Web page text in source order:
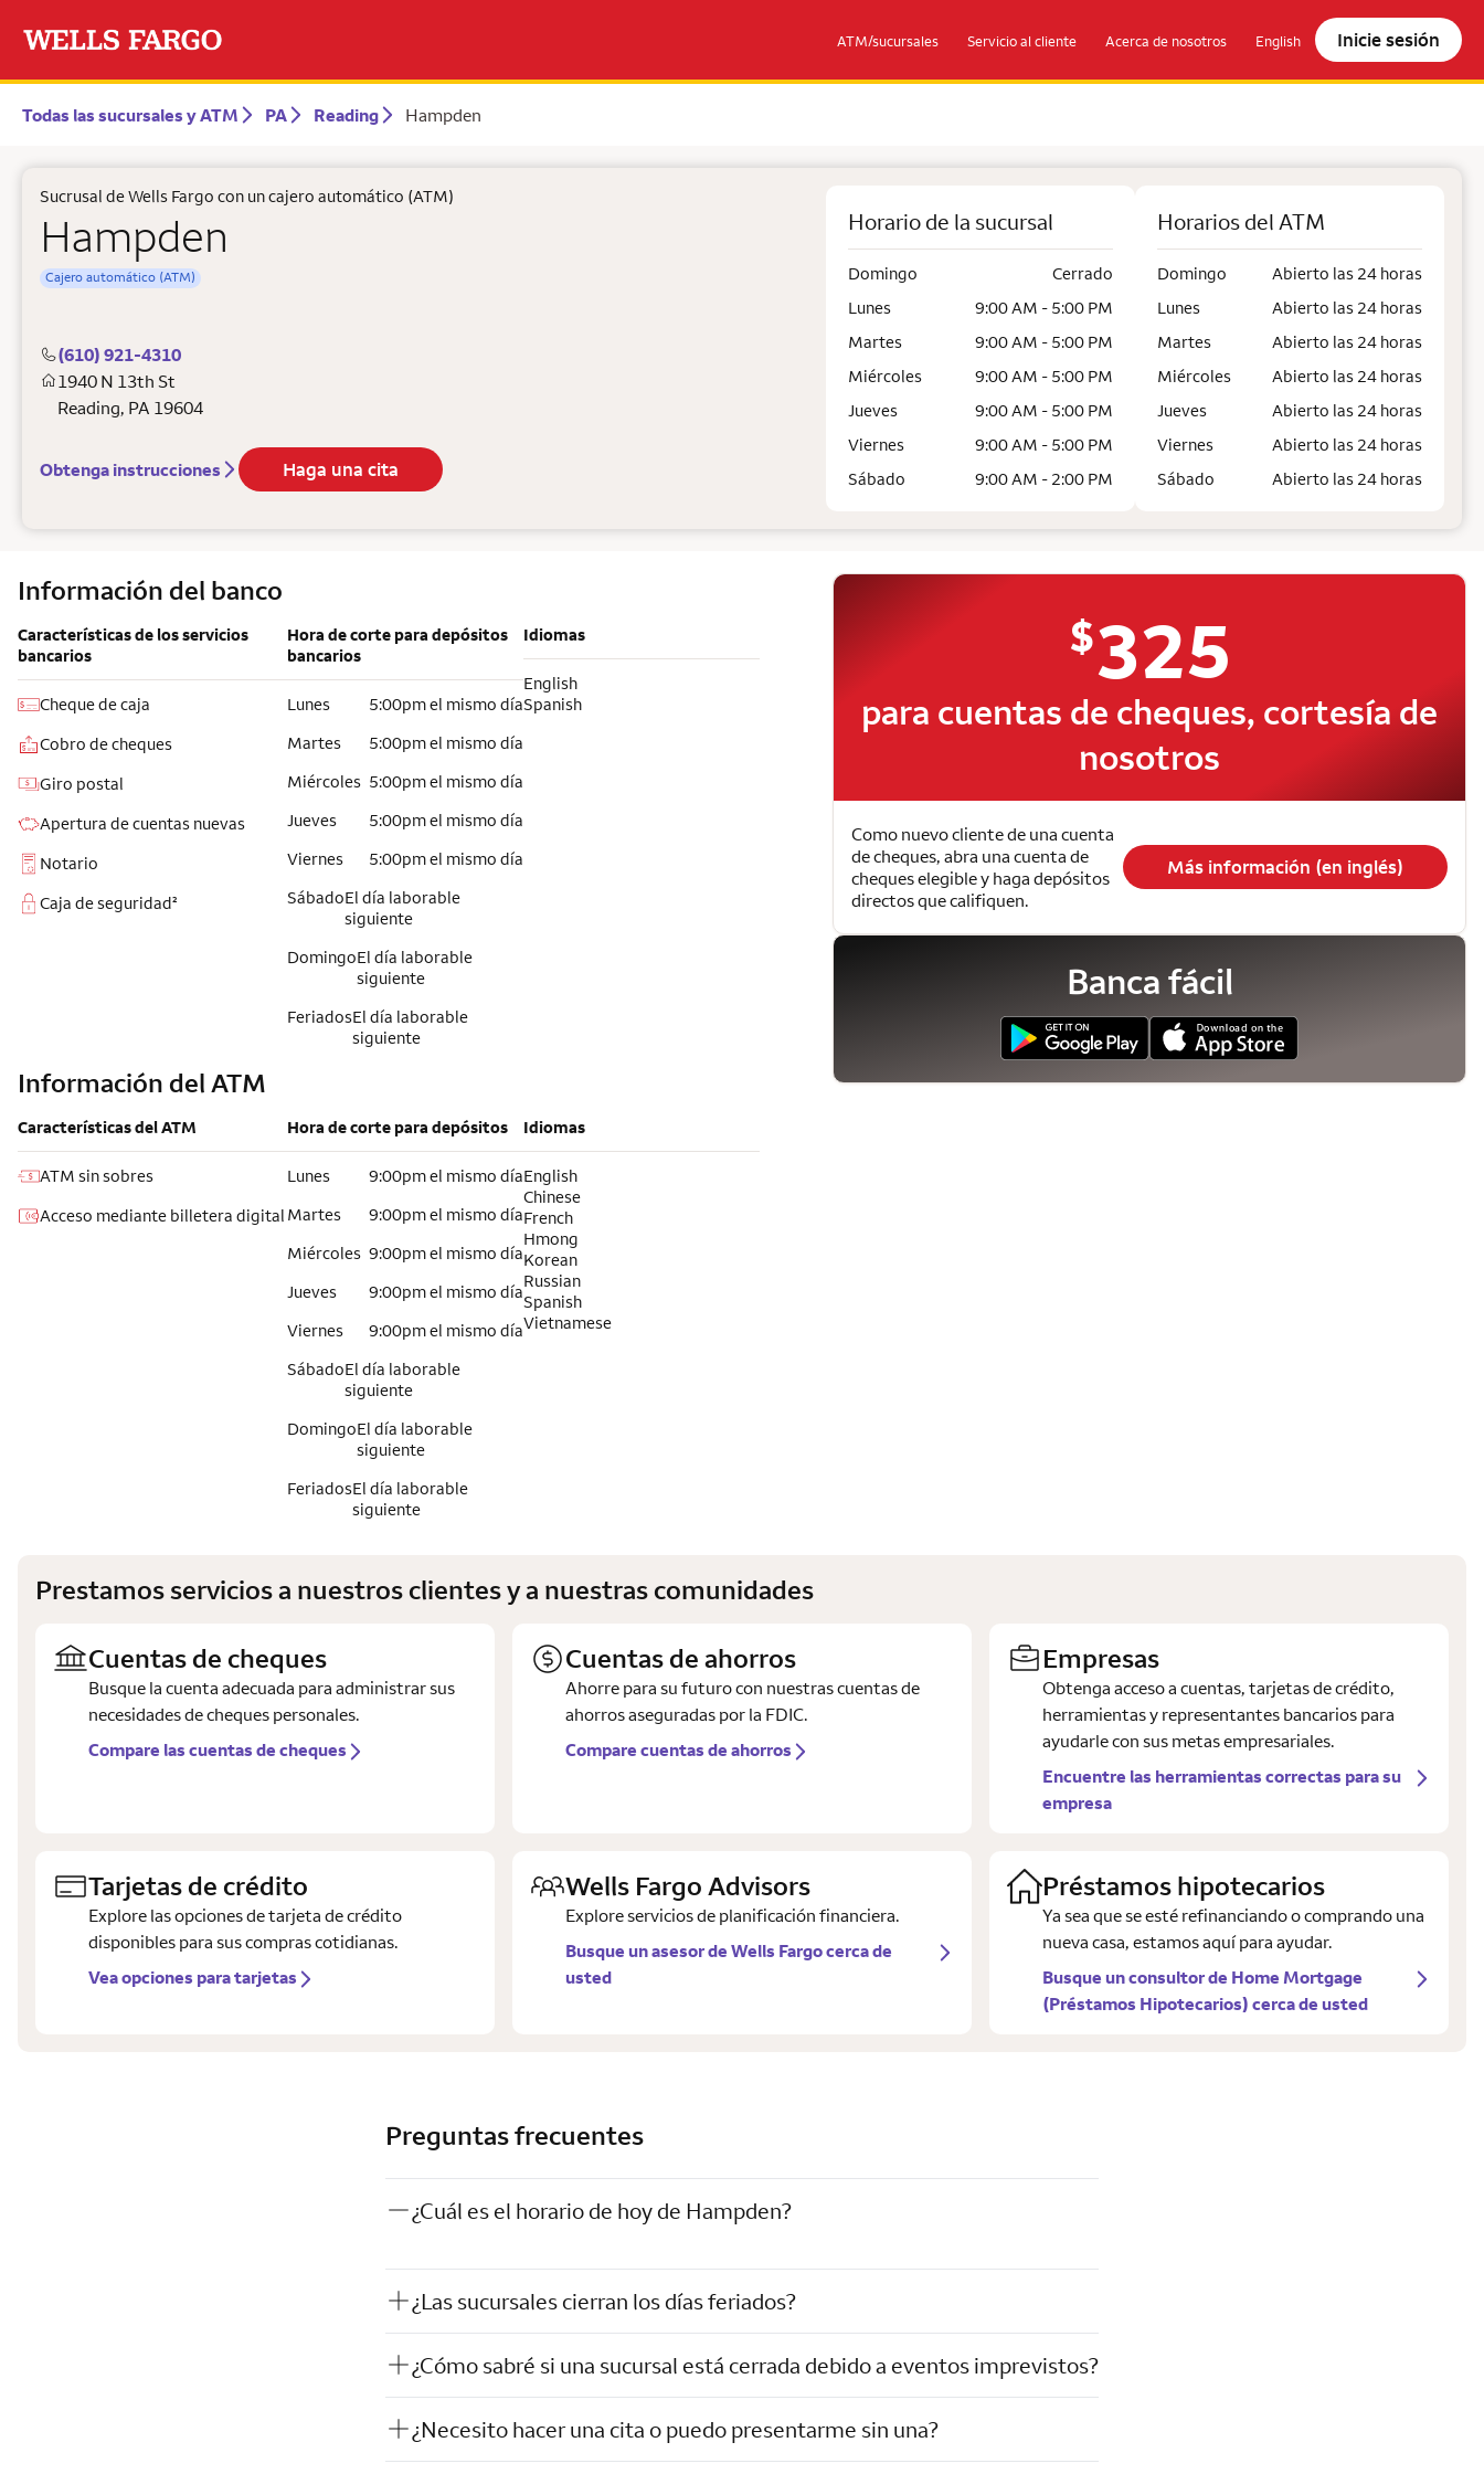
ATM/sucursales Servicio al cliente Acerca de nosotros English Inicie sesión
Todas las sucursales y ATM PA Reading Hampden
Sucrusal de Wells Fargo con un cajero automático (ATM)
Hampden
Cajero automático (ATM)
(610) 921-4310
1940 N 13th St
Reading, PA 19604
Obtenga instrucciones Haga una cita
Horario de la sucursal
Domingo
Cerrado
Lunes
9:00 AM - 5:00 PM
Martes
9:00 AM - 5:00 PM
Miércoles
9:00 AM - 5:00 PM
Jueves
9:00 AM - 5:00 PM
Viernes
9:00 AM - 5:00 PM
Sábado
9:00 AM - 2:00 PM
Horarios del ATM
Domingo
Abierto las 24 horas
Lunes
Abierto las 24 horas
Martes
Abierto las 24 horas
Miércoles
Abierto las 24 horas
Jueves
Abierto las 24 horas
Viernes
Abierto las 24 horas
Sábado
Abierto las 24 horas
Información del banco
Características de los servicios
bancarios
Cheque de caja
Cobro de cheques
Giro postal
Apertura de cuentas nuevas
Notario
Caja de seguridad²
Hora de corte para depósitos
bancarios
Lunes
5:00pm el mismo día
Martes
5:00pm el mismo día
Miércoles 5:00pm el mismo día
Jueves
5:00pm el mismo día
Viernes
5:00pm el mismo día
SábadoEl día laborable
siguiente
DomingoEl día laborable
siguiente
FeriadosEl día laborable
siguiente
Idiomas
English
Spanish
Información del ATM
Características del ATM
ATM sin sobres
Acceso mediante billetera digital
Hora de corte para depósitos
Lunes
9:00pm el mismo día
Martes
9:00pm el mismo día
Miércoles 9:00pm el mismo día
Jueves
9:00pm el mismo día
Viernes
9:00pm el mismo día
SábadoEl día laborable
siguiente
DomingoEl día laborable
siguiente
FeriadosEl día laborable
siguiente
Idiomas
English
Chinese
French
Hmong
Korean
Russian
Spanish
Vietnamese
$325
para cuentas de cheques, cortesía de
nosotros
Como nuevo cliente de una cuenta
de cheques, abra una cuenta de
cheques elegible y haga depósitos
directos que califiquen.
Más información (en inglés)
Banca fácil
Prestamos servicios a nuestros clientes y a nuestras comunidades
Cuentas de cheques
Busque la cuenta adecuada para administrar sus
necesidades de cheques personales.
Compare las cuentas de cheques
Cuentas de ahorros
Ahorre para su futuro con nuestras cuentas de
ahorros aseguradas por la FDIC.
Compare cuentas de ahorros
Empresas
Obtenga acceso a cuentas, tarjetas de crédito,
herramientas y representantes bancarios para
ayudarle con sus metas empresariales.
Encuentre las herramientas correctas para su
empresa
Tarjetas de crédito
Explore las opciones de tarjeta de crédito
disponibles para sus compras cotidianas.
Vea opciones para tarjetas
Wells Fargo Advisors
Explore servicios de planificación financiera.
Busque un asesor de Wells Fargo cerca de
usted
Préstamos hipotecarios
Ya sea que se esté refinanciando o comprando una
nueva casa, estamos aquí para ayudar.
Busque un consultor de Home Mortgage
(Préstamos Hipotecarios) cerca de usted
Preguntas frecuentes
¿Cuál es el horario de hoy de Hampden?
¿Las sucursales cierran los días feriados?
¿Cómo sabré si una sucursal está cerrada debido a eventos imprevistos?
¿Necesito hacer una cita o puedo presentarme sin una?